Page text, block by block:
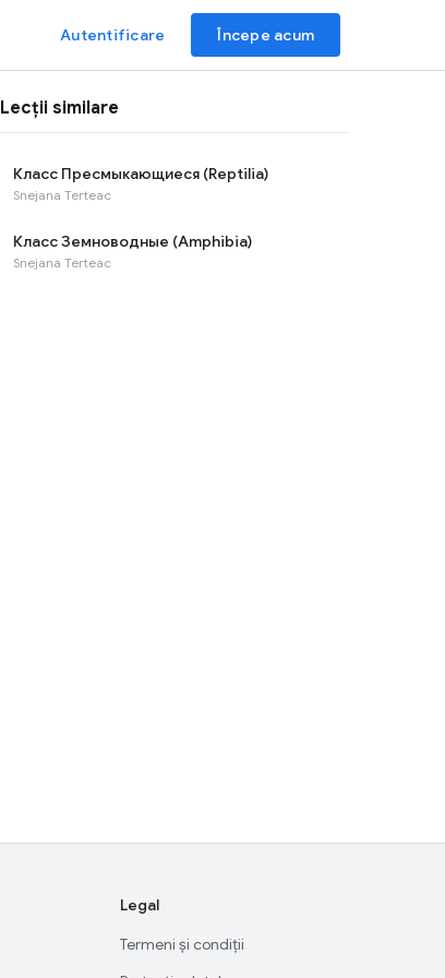
Autentificare Începe acum
Lecții similare
Класс Пресмыкающиеся (Reptilia)
Snejana Terteac
Класс Земноводные (Amphibia)
Snejana Terteac
Legal
Termeni și condiții